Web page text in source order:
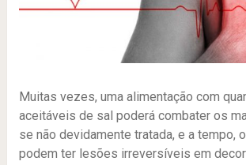
Muitas vezes, uma alimentação com
aceitáveis de sal poderá combater os
se não devidamente tratada, e a tempo,
podem ter lesões irreversíveis em